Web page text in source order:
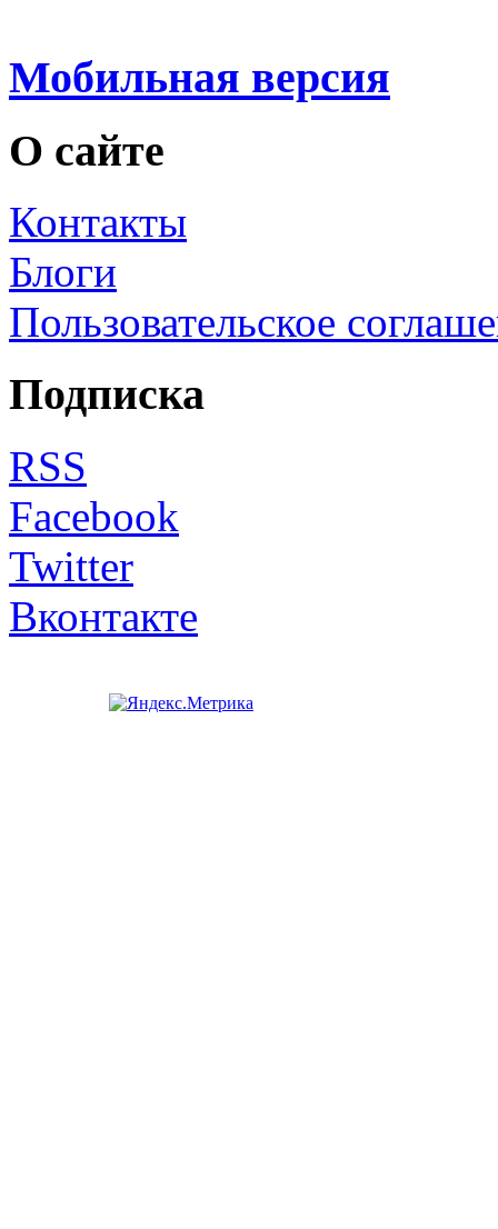
Мобильная версия
О сайте
Контакты
Блоги
Пользовательское
Подписка
RSS
Facebook
Twitter
Вконтакте